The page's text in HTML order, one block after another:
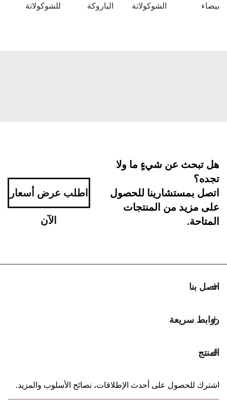
الشوكولاتة
الباروكة
للشوكولاتة
عن شيءٍ ما ولا
للحصول
من المنتجات
اطلب عرض أسعار
على أحدث الإطلاقات، نصائح الأسلوب والمزيد.